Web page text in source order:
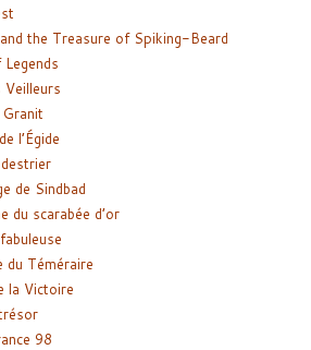
and the Treasure of Spiking-Beard
l’Égide
de Sindbad
du scarabée d’or
du Téméraire
la Victoire
98